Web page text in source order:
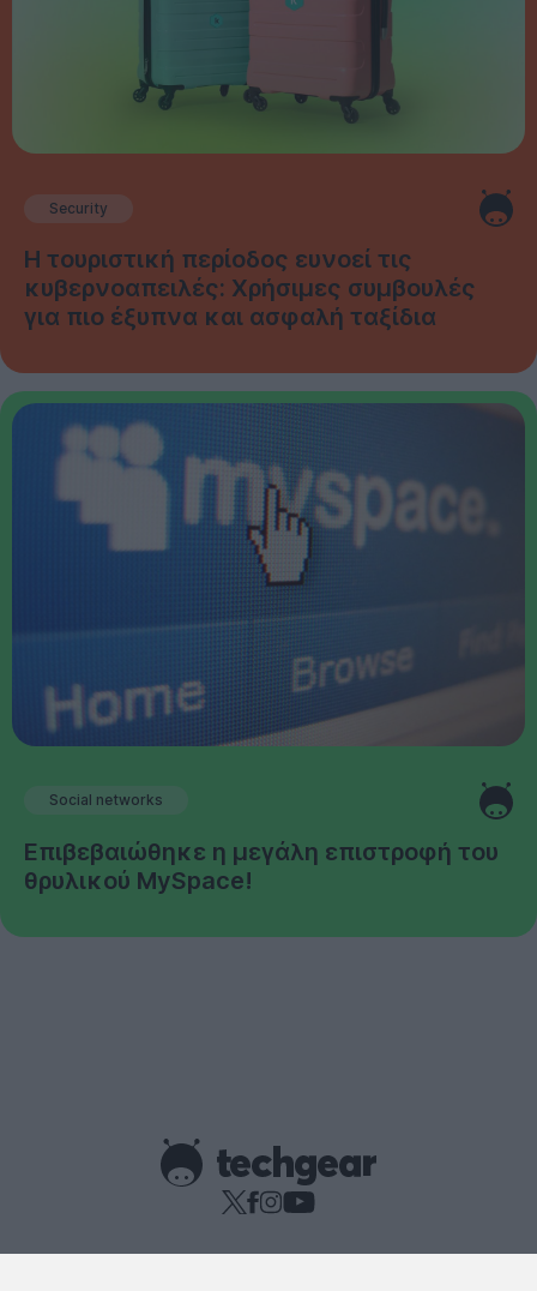
Security
Η τουριστική περίοδος ευνοεί τις
κυβερνοαπειλές: Χρήσιμες συμβουλές
για πιο έξυπνα και ασφαλή ταξίδια
Social networks
Επιβεβαιώθηκε η μεγάλη επιστροφή του
θρυλικού MySpace!